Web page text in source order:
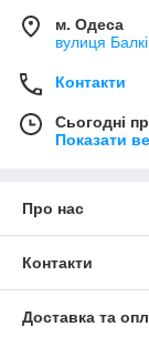
м. Одеса
вулиця
Контакти
Сьогодні
Показати
Про нас
Контакти
Доставка та